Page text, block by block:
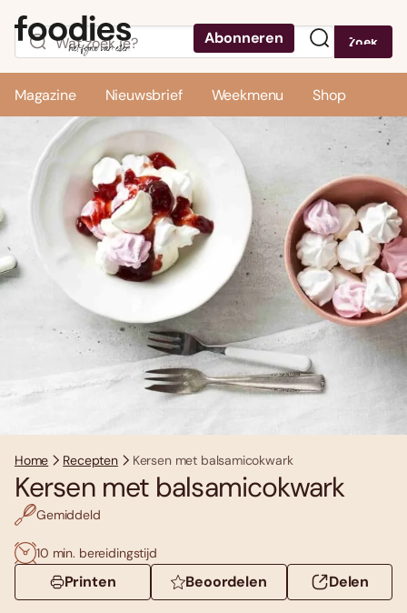
Abonneren Zoek
Magazine Nieuwsbrief Weekmenu Shop
Home Recepten Kersen met balsamicokwark
Kersen met balsamicokwark
Gemiddeld
10 min. bereidingstijd
Printen Beoordelen Delen